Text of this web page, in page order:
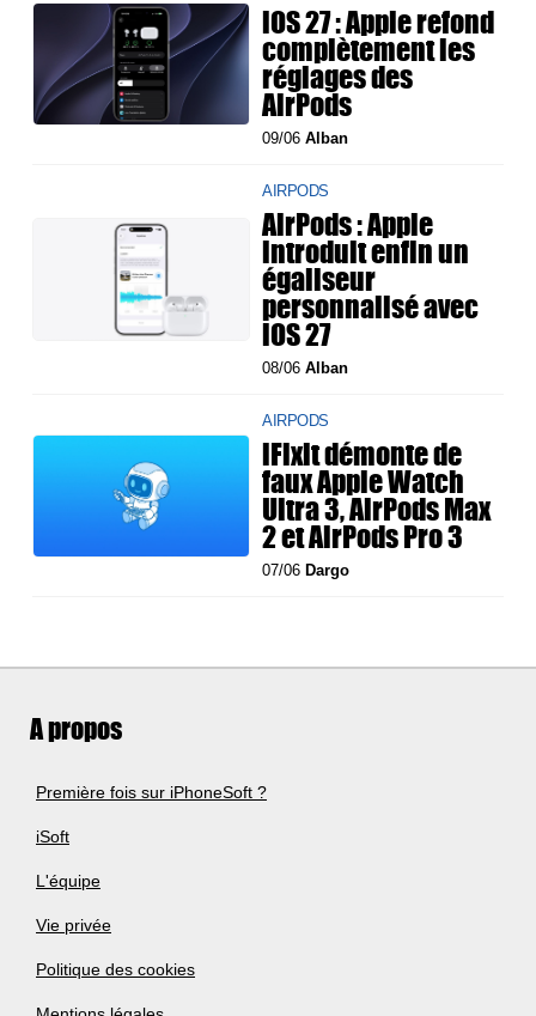
iOS 27 : Apple refond
complètement les
réglages des
AirPods
09/06Alban
AIRPODS
AirPods : Apple
introduit enfin un
égaliseur
personnalisé avec
iOS 27
08/06Alban
AIRPODS
iFixit démonte de
faux Apple Watch
Ultra 3, AirPods Max
2 et AirPods Pro 3
07/06 Dargo
A propos
Première fois sur iPhoneSoft ?
iSoft
L'équipe
Vie privée
Politique des cookies